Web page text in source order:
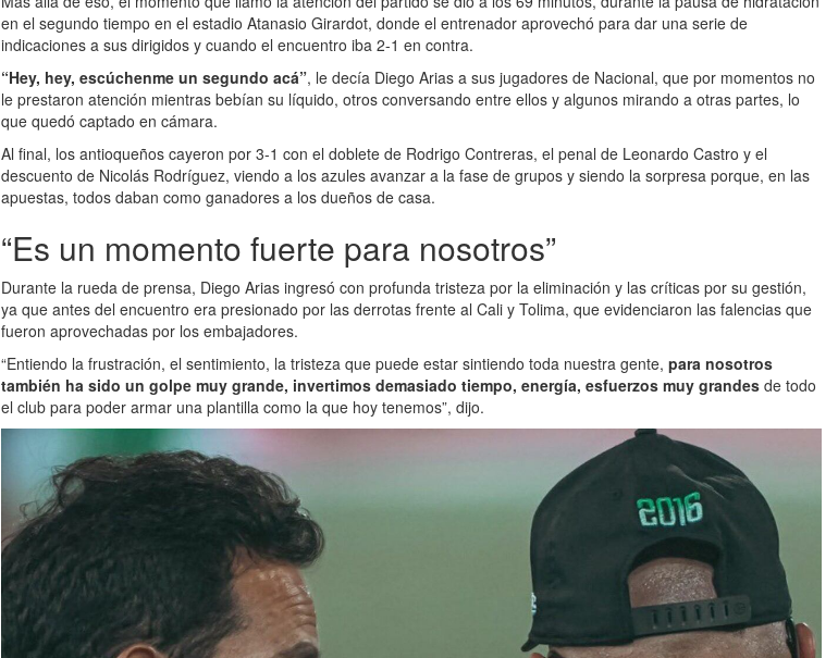
en el segundo tiempo en el estadio Atanasio Girardot, donde el entrenador aprovechó para dar una serie de
indicaciones a sus dirigidos y cuando el encuentro iba 2-1 en contra.
“Hey, hey, escúchenme un segundo acá”, le decía Diego Arias a sus jugadores de Nacional, que por momentos no
le prestaron atención mientras bebían su líquido, otros conversando entre ellos y algunos mirando a otras partes, lo
que quedó captado en cámara.
Al final, los antioqueños cayeron por 3-1 con el doblete de Rodrigo Contreras, el penal de Leonardo Castro y el
descuento de Nicolás Rodríguez, viendo a los azules avanzar a la fase de grupos y siendo la sorpresa porque, en las
apuestas, todos daban como ganadores a los dueños de casa.
“Es un momento fuerte para nosotros”
Durante la rueda de prensa, Diego Arias ingresó con profunda tristeza por la eliminación y las críticas por su gestión,
ya que antes del encuentro era presionado por las derrotas frente al Cali y Tolima, que evidenciaron las falencias que
fueron aprovechadas por los embajadores.
“Entiendo la frustración, el sentimiento, la tristeza que puede estar sintiendo toda nuestra gente, para nosotros
también ha sido un golpe muy grande, invertimos demasiado tiempo, energía, esfuerzos muy grandes de todo
el club para poder armar una plantilla como la que hoy tenemos”, dijo.